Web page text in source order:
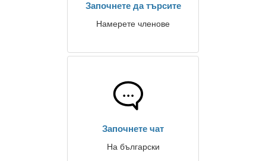
Започнете да търсите
Намерете членове
Започнете чат
На български